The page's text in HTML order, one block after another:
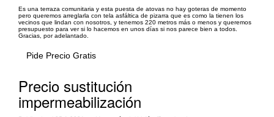
Es una terraza comunitaria y esta puesta de atovas no hay goteras de momento
pero queremos arreglarla con tela asfáltica de pizarra que es como la tienen los
vecinos que lindan con nosotros, y tenemos 220 metros más o menos y queremos
presupuesto para ver si lo hacemos en unos días si nos parece bien a todos.
Gracias, por adelantado.
Pide Precio Gratis
Precio sustitución
impermeabilización